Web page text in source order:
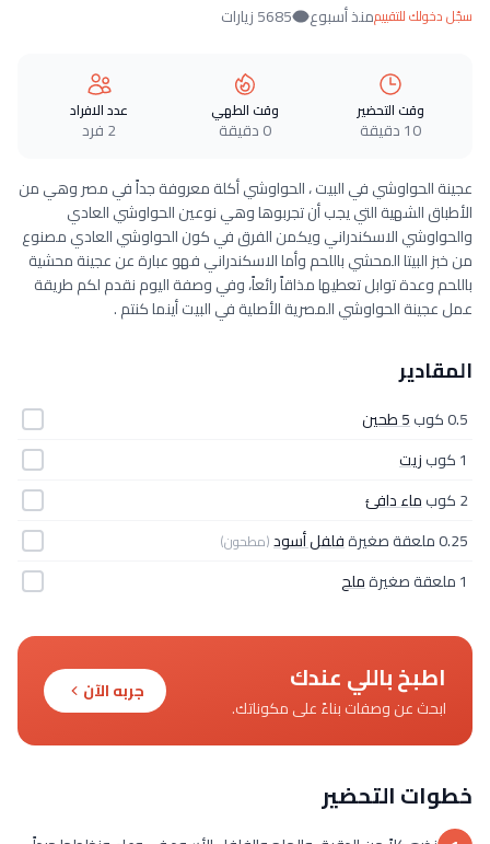
سجّل دخولك للتقييممنذ أسبوع 5685 زيارات
وقت التحضير
10 دقيقة
وقت الطهي
0 دقيقة
عدد الافراد
2 فرد
عجينة الحواوشي في البيت ، الحواوشي أكلة معروفة جداً في مصر وهي من
الأطباق الشهية التي يجب أن تجربوها وهي نوعين الحواوشي العادي
والحواوشي الاسكندراني ويكمن الفرق في كون الحواوشي العادي مصنوع
من خبز البيتا المحشي باللحم وأما الاسكندراني فهو عبارة عن عجينة محشية
باللحم وعدة توابل تعطيها مذاقاً رائعاً، وفي وصفة اليوم نقدم لكم طريقة
عمل عجينة الحواوشي المصرية الأصلية في البيت أينما كنتم .
المقادير
0.5 كوب
5 طحين
1 كوب
زيت
2 كوب
ماء دافئ
0.25 ملعقة صغيرة
فلفل أسود(مطحون)
1 ملعقة صغيرة ملح
اطبخ باللي عندك
ابحث عن وصفات بناءً على مكوناتك.
جربه الآن
خطوات التحضير